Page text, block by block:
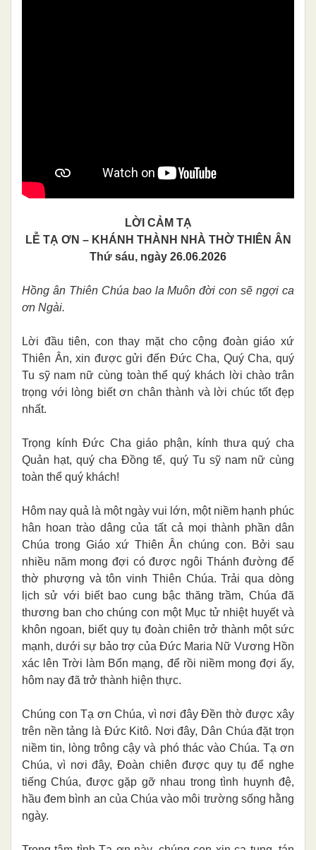
LỜI CẢM TẠ
LỄ TẠ ƠN – KHÁNH THÀNH NHÀ THỜ THIÊN ÂN
Thứ sáu, ngày 26.06.2026
Hồng ân Thiên Chúa bao la Muôn đời con sẽ ngợi ca
ơn Ngài.
Lời đầu tiên, con thay mặt cho cộng đoàn giáo xứ
Thiên Ân, xin được gửi đến Đức Cha, Quý Cha, quý
Tu sỹ nam nữ cùng toàn thể quý khách lời chào trân
trọng với lòng biết ơn chân thành và lời chúc tốt đẹp
nhất.
Trọng kính Đức Cha giáo phận, kính thưa quý cha
Quản hạt, quý cha Đồng tế, quý Tu sỹ nam nữ cùng
toàn thể quý khách!
Hôm nay quả là một ngày vui lớn, một niềm hạnh phúc
hân hoan trào dâng của tất cả mọi thành phần dân
Chúa trong Giáo xứ Thiên Ân chúng con. Bởi sau
nhiều năm mong đợi có được ngôi Thánh đường để
thờ phượng và tôn vinh Thiên Chúa. Trải qua dòng
lịch sử với biết bao cung bậc thăng trầm, Chúa đã
thương ban cho chúng con một Mục tử nhiệt huyết và
khôn ngoan, biết quy tụ đoàn chiên trở thành một sức
mạnh, dưới sự bảo trợ của Đức Maria Nữ Vương Hồn
xác lên Trời làm Bổn mạng, để rồi niềm mong đợi ấy,
hôm nay đã trở thành hiện thực.
Chúng con Tạ ơn Chúa, vì nơi đây Đền thờ được xây
trên nền tảng là Đức Kitô. Nơi đây, Dân Chúa đặt trọn
niềm tin, lòng trông cậy và phó thác vào Chúa. Tạ ơn
Chúa, vì nơi đây, Đoàn chiên được quy tụ để nghe
tiếng Chúa, được gặp gỡ nhau trong tình huynh đệ,
hầu đem bình an của Chúa vào môi trường sống hằng
ngày.